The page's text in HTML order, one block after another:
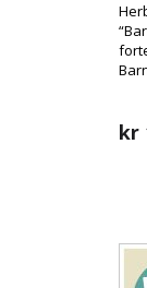
kr